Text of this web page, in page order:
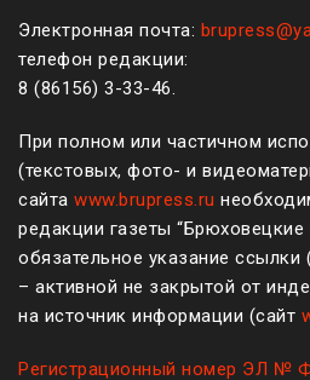
Электронная почта:
телефон редакции:
8 (861 56) 3-33-46.
При полном или частичном
(текстовых, фото- и
сайта www.brupress.ru
редакции газеты “Брюховецкие
обязательное указание ссылки
– активной не закрытой от
на источник информации (сайт
Регистрационный номер ЭЛ №